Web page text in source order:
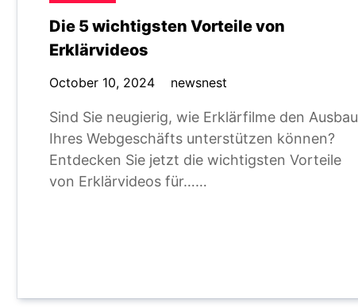
Die 5 wichtigsten Vorteile von
Erklärvideos
October 10, 2024 newsnest
Sind Sie neugierig, wie Erklärfilme den Ausbau
Ihres Webgeschäfts unterstützen können?
Entdecken Sie jetzt die wichtigsten Vorteile
von Erklärvideos für……